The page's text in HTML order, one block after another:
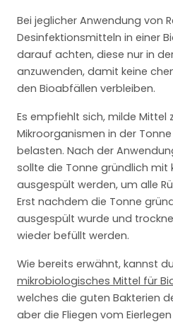
Bei jeglicher Anwendung von
Desinfektionsmitteln in einer
darauf achten, diese nur in
anzuwenden, damit keine
den Bioabfällen verbleiben.
Es empfiehlt sich, milde Mittel
Mikroorganismen in der
belasten. Nach der
sollte die Tonne gründlich mit
ausgespült werden, um alle
Erst nachdem die Tonne
ausgespült wurde und
wieder befüllt werden.
Wie bereits erwähnt, kannst
mikrobiologisches Mittel für
welches die guten Bakterien
aber die Fliegen vom